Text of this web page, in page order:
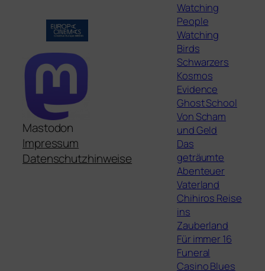
Mastodon
Impressum
Datenschutzhinweise
Watching
People
Watching
Birds
Schwarzers
Kosmos
Evidence
Ghost School
Von Scham
und Geld
Das
geträumte
Abenteuer
Vaterland
Chihiros Reise
ins
Zauberland
Für immer 16
Funeral
Casino Blues